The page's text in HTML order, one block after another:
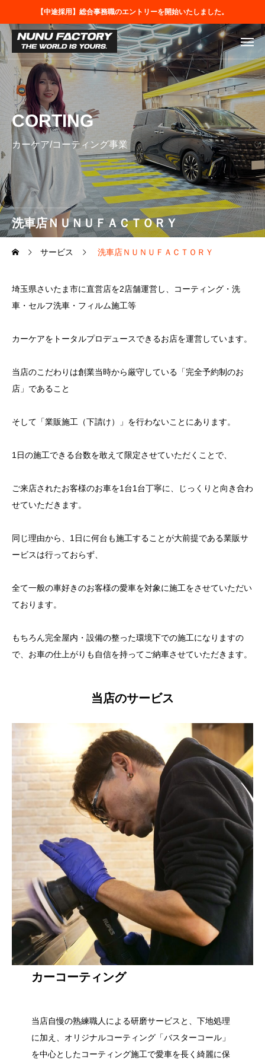
【中途採用】総合事務職のエントリーを開始いたしました。
洗車店ＮＵＮＵＦＡＣＴＯＲＹ
CORTING
カーケア/コーティング事業
サービス 洗車店ＮＵＮＵＦＡＣＴＯＲＹ
埼玉県さいたま市に直営店を2店舗運営し、コーティング・洗
車・セルフ洗車・フィルム施工等
カーケアをトータルプロデュースできるお店を運営しています。
当店のこだわりは創業当時から厳守している「完全予約制のお
店」であること
そして「業販施工（下請け）」を行わないことにあります。
1日の施工できる台数を敢えて限定させていただくことで、
ご来店されたお客様のお車を1台1台丁寧に、じっくりと向き合わ
せていただきます。
同じ理由から、1日に何台も施工することが大前提である業販サ
ービスは行っておらず、
全て一般の車好きのお客様の愛車を対象に施工をさせていただい
ております。
もちろん完全屋内・設備の整った環境下での施工になりますの
で、お車の仕上がりも自信を持ってご納車させていただきます。
当店のサービス
カーコーティング
当店自慢の熟練職人による研磨サービスと、下地処理
に加え、オリジナルコーティング「バスターコール」
を中心としたコーティング施工で愛車を長く綺麗に保